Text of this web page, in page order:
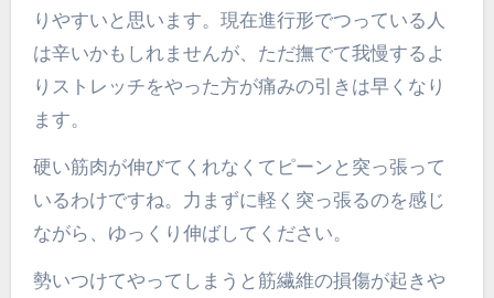
りやすいと思います。現在進行形でつっている人
は辛いかもしれませんが、ただ撫でて我慢するよ
りストレッチをやった方が痛みの引きは早くなり
ます。
硬い筋肉が伸びてくれなくてピーンと突っ張って
いるわけですね。力まずに軽く突っ張るのを感じ
ながら、ゆっくり伸ばしてください。
勢いつけてやってしまうと筋繊維の損傷が起きや